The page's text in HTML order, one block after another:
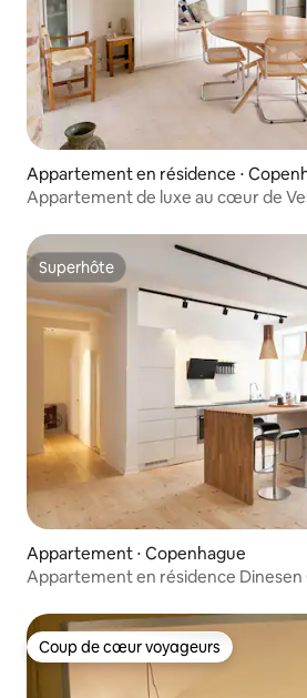
Appartement en résidence ⋅
Appartement de luxe au cœur de
Superhôte
Superhôte
Appartement ⋅ Copenhague
Appartement en résidence Dinesen
Coup de cœur voyageurs
Coup de cœur voyageurs